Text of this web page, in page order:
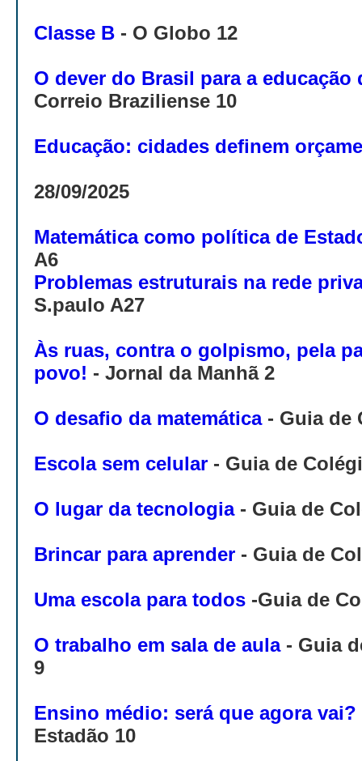
Classe B - O Globo 12
O dever do Brasil para a educação
Correio Braziliense 10
Educação: cidades definem
28/09/2025
Matemática como política de
A6
Problemas estruturais na rede
S.paulo A27
Às ruas, contra o golpismo, pela
povo! - Jornal da Manhã 2
O desafio da matemática- Guia de
Escola sem celular - Guia de
O lugar da tecnologia- Guia de
Brincar para aprender - Guia de
Uma escola para todos -Guia de
O trabalho em sala de aula- Guia
9
Ensino médio: será que agora vai?
Estadão 10